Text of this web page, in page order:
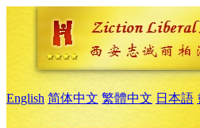
English 简体中文 繁體中文 日本語